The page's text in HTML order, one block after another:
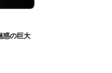
惑の巨大